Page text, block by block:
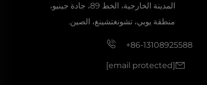
المدينة الخارجية، الخط 89، جادة جينيو،
منطقة يوبي، تشونغتشينغ، الصين.
+86-13108925588
[email protected]